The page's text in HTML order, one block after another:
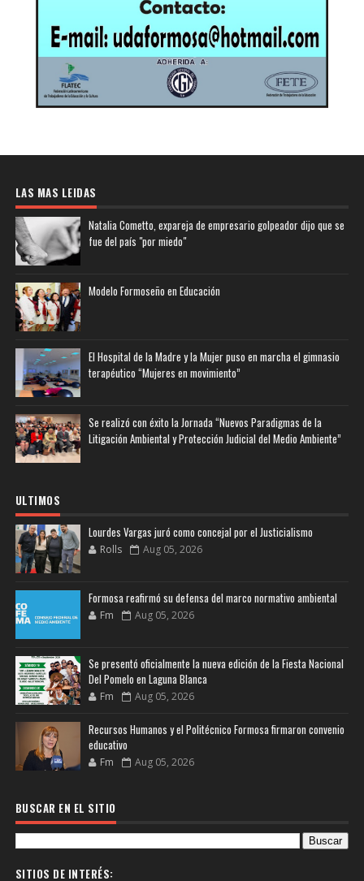
LAS MAS LEIDAS
Natalia Cometto, expareja de empresario golpeador dijo que se
fue del país "por miedo"
Modelo Formoseño en Educación
El Hospital de la Madre y la Mujer puso en marcha el gimnasio
terapéutico “Mujeres en movimiento”
Se realizó con éxito la Jornada “Nuevos Paradigmas de la
Litigación Ambiental y Protección Judicial del Medio Ambiente”
ULTIMOS
Lourdes Vargas juró como concejal por el Justicialismo
Rolls Aug 05, 2026
Formosa reafirmó su defensa del marco normativo ambiental
Fm Aug 05, 2026
Se presentó oficialmente la nueva edición de la Fiesta Nacional
Del Pomelo en Laguna Blanca
Fm Aug 05, 2026
Recursos Humanos y el Politécnico Formosa firmaron convenio
educativo
Fm Aug 05, 2026
BUSCAR EN EL SITIO
SITIOS DE INTERÉS: